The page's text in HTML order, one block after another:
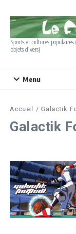
Sports et cultures
objets divers)
Menu
Accueil / Galactik
Galactik